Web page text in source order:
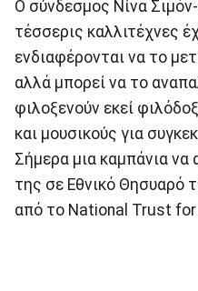
Ο σύνδεσμος Νίνα
τέσσερις καλλιτέχνες
ενδιαφέρονται να το
αλλά μπορεί να το
φιλοξενούν εκεί
και μουσικούς για
Σήμερα μια καμπάνια να
της σε Εθνικό Θησυαρό
από το National Trust